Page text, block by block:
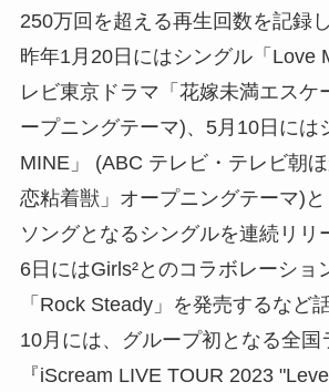
250万回を超える再生回数を記録し
昨年1月20日にはシングル「Love
レビ東京ドラマ「花嫁未満エスケ
ープニングテーマ)、5月10日には
MINE」 (ABC テレビ・テレビ朝
恋粘着獣」オープニングテーマ)
ソングとなるシングルを連続リリ
6日にはGirls²とのコラボレーショ
「Rock Steady」を発売するなど
10月には、グループ初となる全国
『iScream LIVE TOUR 2023